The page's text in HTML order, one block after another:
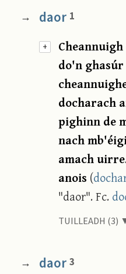
+
→ daor 1
do'n
docharach
pighinn de
nach
amach
anois (
"daor". Fc.
TUILLEADH (3)
→ daor 3